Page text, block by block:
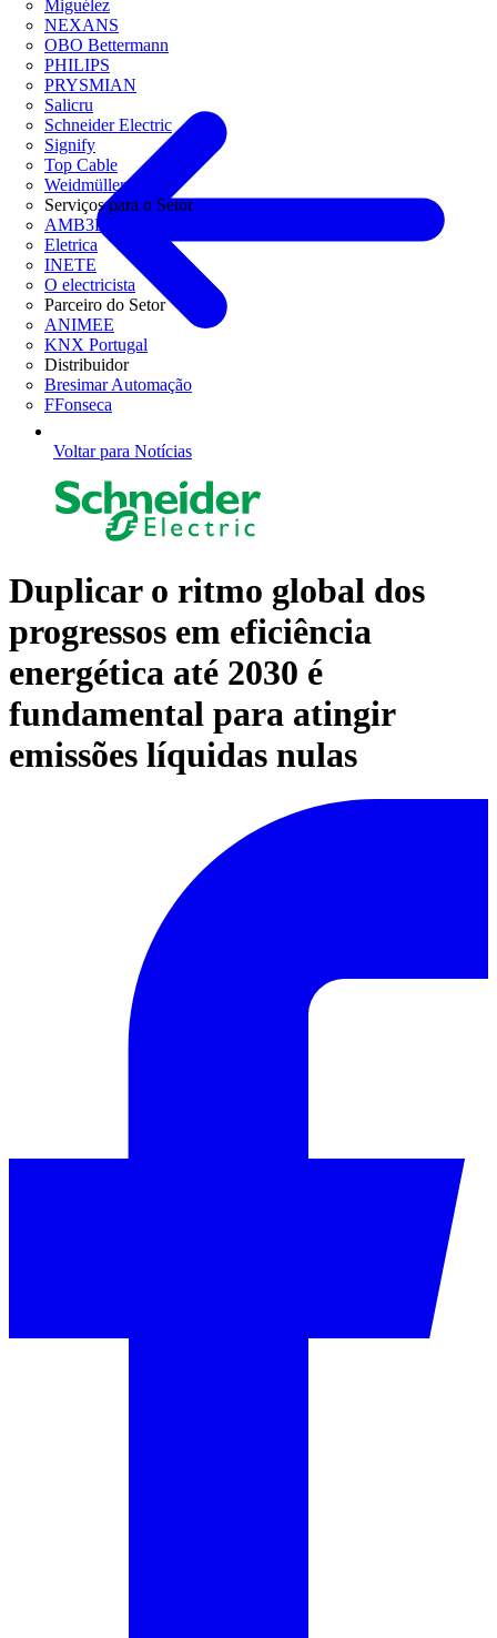
Miguélez
NEXANS
OBO Bettermann
PHILIPS
PRYSMIAN
Salicru
Schneider Electric
Signify
Top Cable
Weidmüller
Serviços para o Setor
AMB3E
Eletrica
INETE
O electricista
Parceiro do Setor
ANIMEE
KNX Portugal
Distribuidor
Bresimar Automação
FFonseca
Voltar para Notícias
Duplicar o ritmo global dos
progressos em eficiência
energética até 2030 é
fundamental para atingir
emissões líquidas nulas